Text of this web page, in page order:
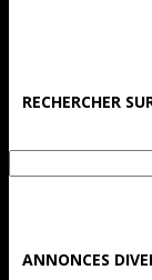
RECHERCHER
ANNONCES